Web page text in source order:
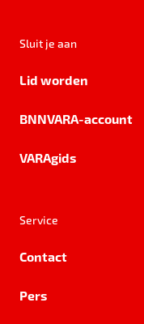
Sluit je aan
Lid worden
BNNVARA-account
VARAgids
Service
Contact
Pers